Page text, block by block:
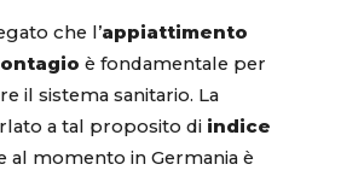
che l’appiattimento
è fondamentale per
il sistema sanitario. La
a tal proposito di indice
al momento in Germania è